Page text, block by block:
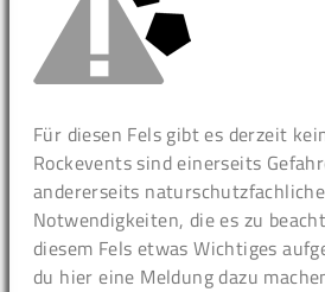
Für diesen Fels gibt es derzeit
Rockevents sind einerseits
andererseits
Notwendigkeiten, die es zu
diesem Fels etwas Wichtiges
du hier eine Meldung dazu